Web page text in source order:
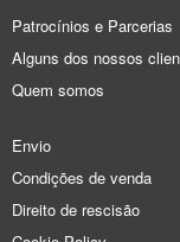
Patrocínios e Parcerias
Alguns dos nossos
Quem somos
Envio
Condições de venda
Direito de rescisão